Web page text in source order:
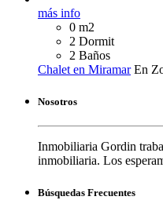
más info
0 m2
2 Dormit
2 Baños
Chalet en Miramar En
Nosotros
Inmobiliaria Gordin
inmobiliaria. Los
Búsquedas Frecuentes